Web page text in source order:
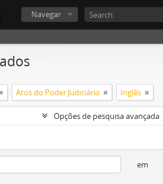
Navegar
Atos do Poder Judiciário Inglês
Opções de pesquisa avançada
em